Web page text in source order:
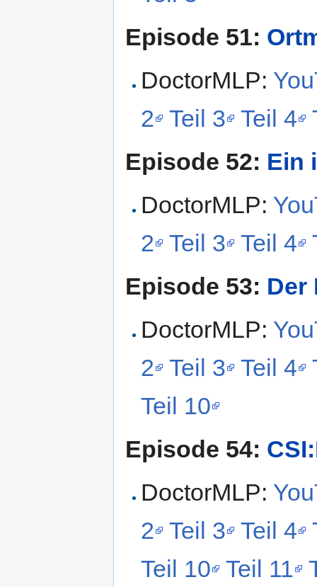
Episode 51:
DoctorMLP:
2 Teil 3 Teil 4
Episode 52: Ein
DoctorMLP:
2 Teil 3 Teil 4
Episode 53: Der
DoctorMLP:
2 Teil 3 Teil 4
Teil 10
Episode 54:
DoctorMLP:
2 Teil 3 Teil 4
Teil 10 Teil 11